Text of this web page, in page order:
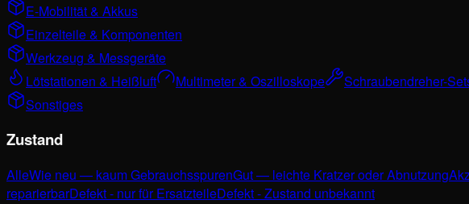
E-Mobilität & Akkus
Einzelteile & Komponenten
Werkzeug & Messgeräte
Lötstationen & Heißluft
Multimeter & Oszilloskope Schraubendreher-
Sonstiges
Zustand
AlleWie neu — kaum GebrauchsspurenGut — leichte Kratzer oder Abnutzung
reparierbarDefekt - nur für ErsatzteileDefekt - Zustand unbekannt